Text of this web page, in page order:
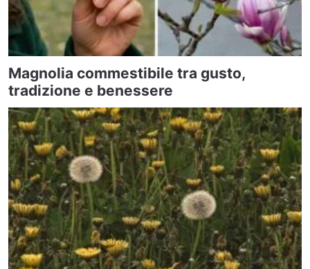
Magnolia commestibile tra gusto,
tradizione e benessere